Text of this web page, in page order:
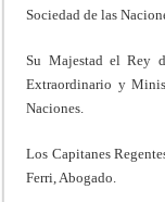
Sociedad de las
Su Majestad el Rey
Extraordinario y
Naciones.
Los Capitanes
Ferri, Abogado.